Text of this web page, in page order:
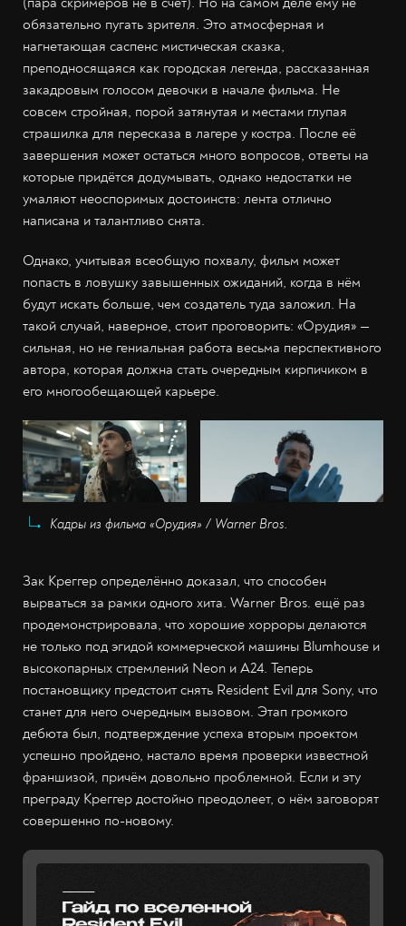
обязательно пугать зрителя. Это атмосферная и
нагнетающая саспенс мистическая сказка,
преподносящаяся как городская легенда, рассказанная
закадровым голосом девочки в начале фильма. Не
совсем стройная, порой затянутая и местами глупая
страшилка для пересказа в лагере у костра. После её
завершения может остаться много вопросов, ответы на
которые придётся додумывать, однако недостатки не
умаляют неоспоримых достоинств: лента отлично
написана и талантливо снята.
Однако, учитывая всеобщую похвалу, фильм может
попасть в ловушку завышенных ожиданий, когда в нём
будут искать больше, чем создатель туда заложил. На
такой случай, наверное, стоит проговорить: «Орудия» —
сильная, но не гениальная работа весьма перспективного
автора, которая должна стать очередным кирпичиком в
его многообещающей карьере.
Кадры из фильма «Орудия» / Warner Bros.
Зак Креггер определённо доказал, что способен
вырваться за рамки одного хита. Warner Bros. ещё раз
продемонстрировала, что хорошие хорроры делаются
не только под эгидой коммерческой машины Blumhouse и
высокопарных стремлений Neon и A24. Теперь
постановщику предстоит снять Resident Evil для Sony, что
станет для него очередным вызовом. Этап громкого
дебюта был, подтверждение успеха вторым проектом
успешно пройдено, настало время проверки известной
франшизой, причём довольно проблемной. Если и эту
преграду Креггер достойно преодолеет, о нём заговорят
совершенно по-новому.